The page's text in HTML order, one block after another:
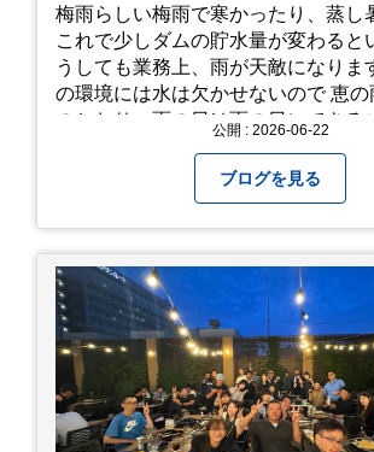
梅雨らしい梅雨で寒かったり、蒸し
これで少しダムの貯水量が変わると
うしても業務上、雨が天敵になりま
の環境には水は欠かせないので 恵の
のとおり、雨の日は雨の日にできる
になってしまいましたが、お家には
続く ヒメダカがいますが、そのメダ
ンボが卵を産んで、ヤゴがいたり、
りします。ヤゴはメダカを食べてし
とは別にしたいのですが、トンボに
が見たくて飼ってみました。 が、途
そうでしたが、だめなようでした。
んのトンボが飛んでいますが、自然
かえるというのは厳しいんだなと
私たち、生かされている以上、一所
ないともったいないなと メダカの
公開 : 2026-06-22
ブログを見る